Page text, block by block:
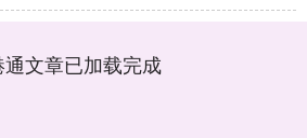
通文章已加载完成